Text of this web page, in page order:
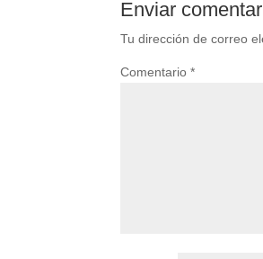
Enviar
Tu dirección de correo
Comentario*